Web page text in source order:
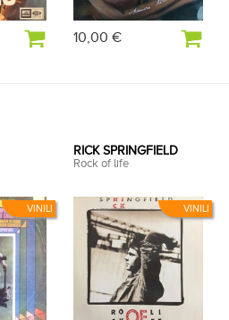
10,00 €
VINILI VINILI
RICK SPRINGFIELD
Rock of life